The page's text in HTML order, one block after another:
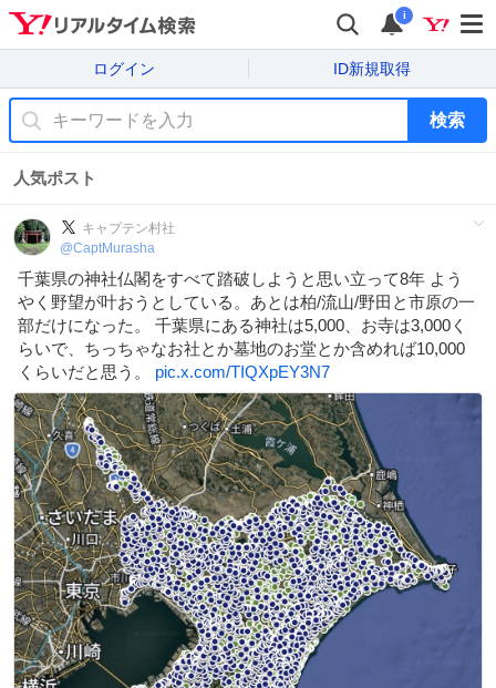
i
ログイン ID新規取得
検索
人気ポスト
キャプテン村社
@CaptMurasha
千葉県の神社仏閣をすべて踏破しようと思い立って8年 よう
やく野望が叶おうとしている。あとは柏/流山/野田と市原の一
部だけになった。 千葉県にある神社は5,000、お寺は3,000く
らいで、ちっちゃなお社とか墓地のお堂とか含めれば10,000
くらいだと思う。 pic.x.com/TIQXpEY3N7